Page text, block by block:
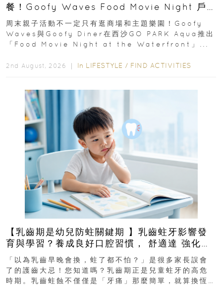
餐！Goofy Waves Food Movie Night 戶
外影院逢週末登場
周末親子活動不一定只有逛商場和主題樂園！Goofy
Waves與Goofy Diner在西沙GO PARK Aqua推出
「Food Movie Night at the Waterfront」...
2nd August, 2026 ｜ In LIFESTYLE / FIND ACTIVITIES
【乳齒期是幼兒防蛀關鍵期 】乳齒蛀牙影響發
育與學習？養成良好口腔習慣， 舒適達 強化琺
瑯質 兒童牙膏防護指南
「以為乳齒早晚會換，蛀了都不怕？」是很多家長誤會
了的護齒大忌！您知道嗎？乳齒期正是兒童蛀牙的高危
時期。乳齒蛀蝕不僅僅是「牙痛」那麼簡單，就算換恆